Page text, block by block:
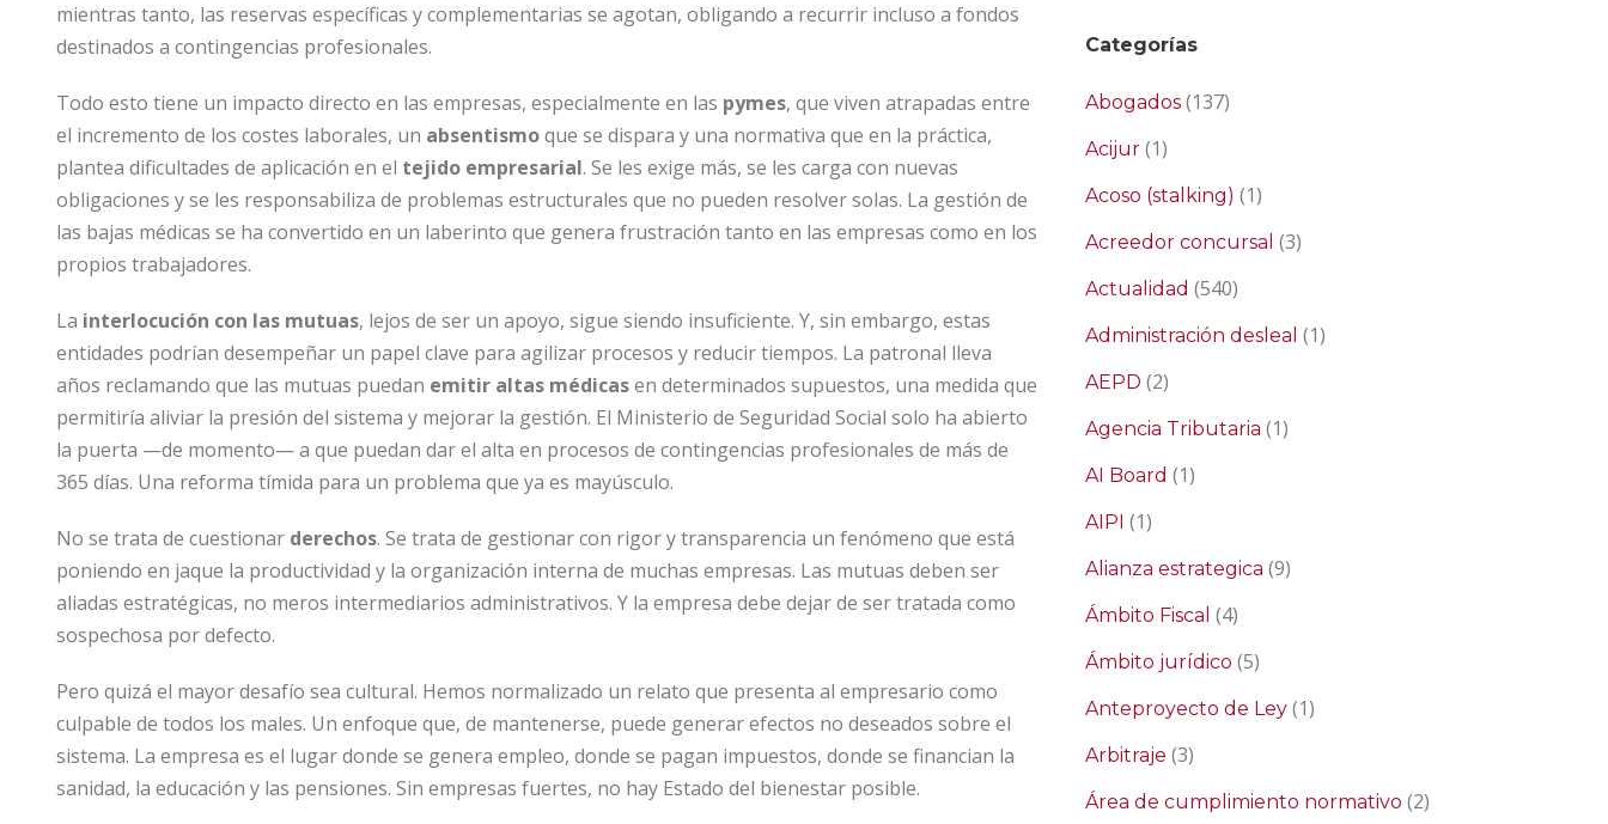
mientras tanto, las reservas específicas y complementarias se agotan, obligando a recurrir incluso a fondos
destinados a contingencias profesionales.
Todo esto tiene un impacto directo en las empresas, especialmente en las pymes, que viven atrapadas entre
el incremento de los costes laborales, un absentismoque se dispara y una normativa que en la práctica,
plantea dificultades de aplicación en el tejido empresarial. Se les exige más, se les carga con nuevas
obligaciones y se les responsabiliza de problemas estructurales que no pueden resolver solas. La gestión de
las bajas médicas se ha convertido en un laberinto que genera frustración tanto en las empresas como en los
propios trabajadores.
La interlocución con las mutuas, lejos de ser un apoyo, sigue siendo insuficiente. Y, sin embargo, estas
entidades podrían desempeñar un papel clave para agilizar procesos y reducir tiempos. La patronal lleva
años reclamando que las mutuas puedan emitir altas médicasen determinados supuestos, una medida que
permitiría aliviar la presión del sistema y mejorar la gestión. El Ministerio de Seguridad Social solo ha abierto
la puerta —de momento— a que puedan dar el alta en procesos de contingencias profesionales de más de
365 días. Una reforma tímida para un problema que ya es mayúsculo.
No se trata de cuestionar derechos. Se trata de gestionar con rigor y transparencia un fenómeno que está
poniendo en jaque la productividad y la organización interna de muchas empresas. Las mutuas deben ser
aliadas estratégicas, no meros intermediarios administrativos. Y la empresa debe dejar de ser tratada como
sospechosa por defecto.
Pero quizá el mayor desafío sea cultural. Hemos normalizado un relato que presenta al empresario como
culpable de todos los males. Un enfoque que, de mantenerse, puede generar efectos no deseados sobre el
sistema. La empresa es el lugar donde se genera empleo, donde se pagan impuestos, donde se financian la
sanidad, la educación y las pensiones. Sin empresas fuertes, no hay Estado del bienestar posible.
Categorías
Abogados (137)
Acijur (1)
Acoso (stalking) (1)
Acreedor concursal (3)
Actualidad (540)
Administración desleal (1)
AEPD (2)
Agencia Tributaria (1)
AI Board (1)
AIPI (1)
Alianza estrategica (9)
Ámbito Fiscal (4)
Ámbito jurídico (5)
Anteproyecto de Ley (1)
Arbitraje (3)
Área de cumplimiento normativo (2)